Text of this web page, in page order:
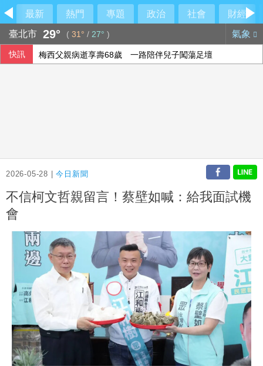
最新 熱門 專題 政治 社會
財經
臺北市 29° ( 31° / 27° ) 氣象
快訊 梅西父親病逝享壽68歲 一路陪伴兒子闖蕩足壇
2026-05-28 |今日新聞
不信柯文哲親留言！蔡壁如喊：給我面試機
會